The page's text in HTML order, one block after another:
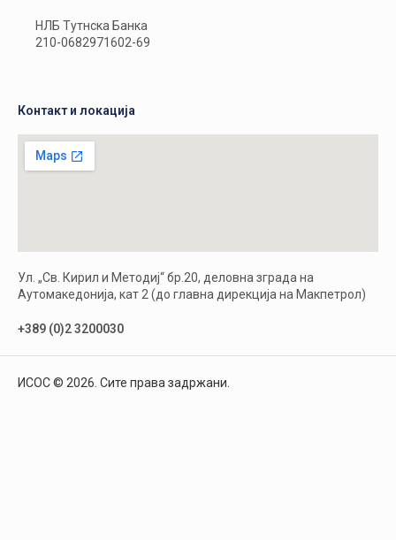
НЛБ Тутнска Банка
210-0682971602-69
Контакт и локација
Ул. „Св. Кирил и Методиј“ бр.20, деловна зграда на
Аутомакедонија, кат 2 (до главна дирекција на Макпетрол)
+389 (0)2 3200030
ИСОС © 2026. Сите права задржани.